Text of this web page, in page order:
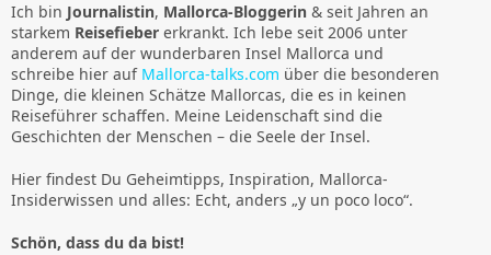
Ich bin Journalistin, Mallorca-Bloggerin & seit Jahren an
starkem Reisefieber erkrankt. Ich lebe seit 2006 unter
anderem auf der wunderbaren Insel Mallorca und
schreibe hier auf Mallorca-talks.com über die besonderen
Dinge, die kleinen Schätze Mallorcas, die es in keinen
Reiseführer schaffen. Meine Leidenschaft sind die
Geschichten der Menschen – die Seele der Insel.
Hier findest Du Geheimtipps, Inspiration, Mallorca-
Insiderwissen und alles: Echt, anders „y un poco loco“.
Schön, dass du da bist!